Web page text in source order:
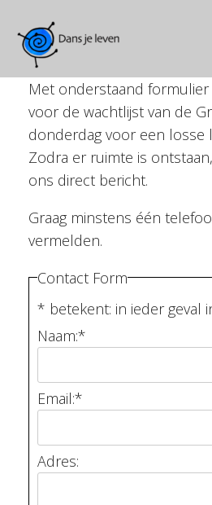
inhoud
Met onderstaand formulier
voor de wachtlijst van de
donderdag voor een losse
Zodra er ruimte is
ons direct bericht.
Graag minstens één
vermelden.
Contact Form
* betekent: in ieder geval
Naam:*
Email:*
Adres: